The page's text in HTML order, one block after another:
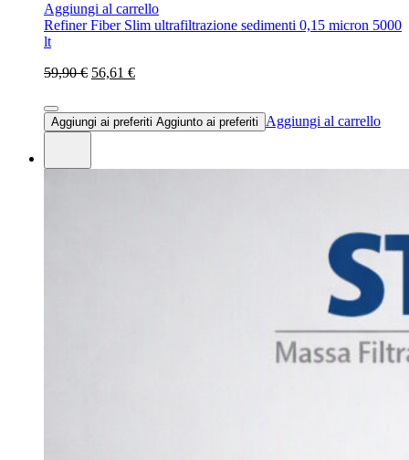
Aggiungi al carrello
Refiner Fiber Slim ultrafiltrazione sedimenti 0,15 micron 5000
lt
59,90 € 56,61 €
Aggiungi ai preferiti Aggiunto ai preferiti Aggiungi al carrello